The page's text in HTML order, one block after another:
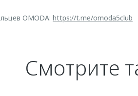
OMODA: https://t.me/omoda5club
Смотрите